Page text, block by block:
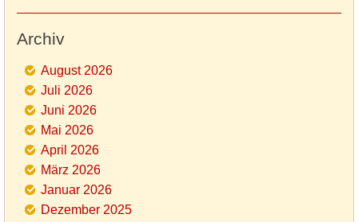
Archiv
August 2026
Juli 2026
Juni 2026
Mai 2026
April 2026
März 2026
Januar 2026
Dezember 2025